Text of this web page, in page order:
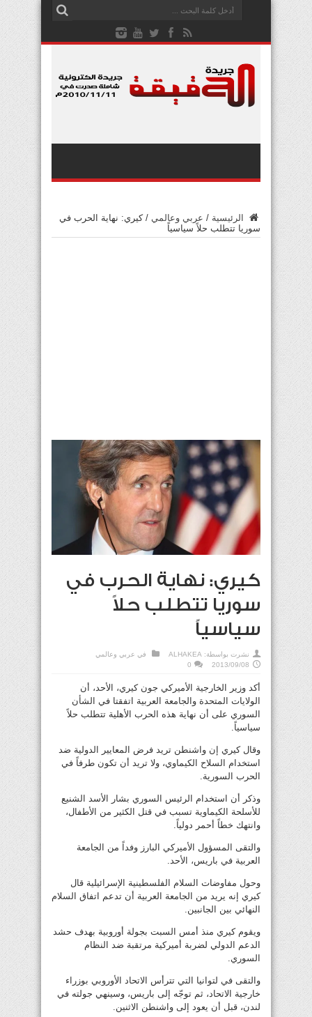
الرئيسية / عربي وعالمي / كيري: نهاية الحرب في
سوريا تتطلب حلاً سياسياً
كيري: نهاية الحرب في
سوريا تتطلب حلاً
سياسياً
نشرت بواسطة: ALHAKEA في عربي وعالمي
2013/09/08
0
أكد وزير الخارجية الأميركي جون كيري، الأحد، أن
الولايات المتحدة والجامعة العربية اتفقتا في الشأن
السوري على أن نهاية هذه الحرب الأهلية تتطلب حلاً
سياسياً.
وقال كيري إن واشنطن تريد فرض المعايير الدولية ضد
استخدام السلاح الكيماوي، ولا تريد أن تكون طرفاً في
الحرب السورية.
وذكر أن استخدام الرئيس السوري بشار الأسد الشنيع
للأسلحة الكيماوية تسبب في قتل الكثير من الأطفال،
وانتهك خطاً أحمر دولياً.
والتقى المسؤول الأميركي البارز وفداً من الجامعة
العربية في باريس، الأحد.
وحول مفاوضات السلام الفلسطينية الإسرائيلية قال
كيري إنه يريد من الجامعة العربية أن تدعم اتفاق السلام
النهائي بين الجانبين.
ويقوم كيري منذ أمس السبت بجولة أوروبية بهدف حشد
الدعم الدولي لضربة أميركية مرتقبة ضد النظام
السوري.
والتقى في لتوانيا التي تترأس الاتحاد الأوروبي بوزراء
خارجية الاتحاد، ثم توجّه إلى باريس، وسينهي جولته في
لندن، قبل أن يعود إلى واشنطن الاثنين.